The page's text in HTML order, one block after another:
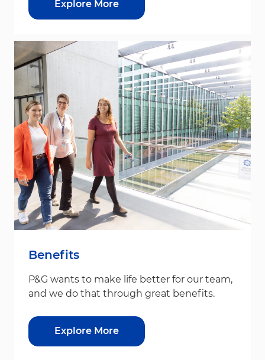
Explore More
Benefits
P&G wants to make life better for our team,
and we do that through great benefits.
Explore More